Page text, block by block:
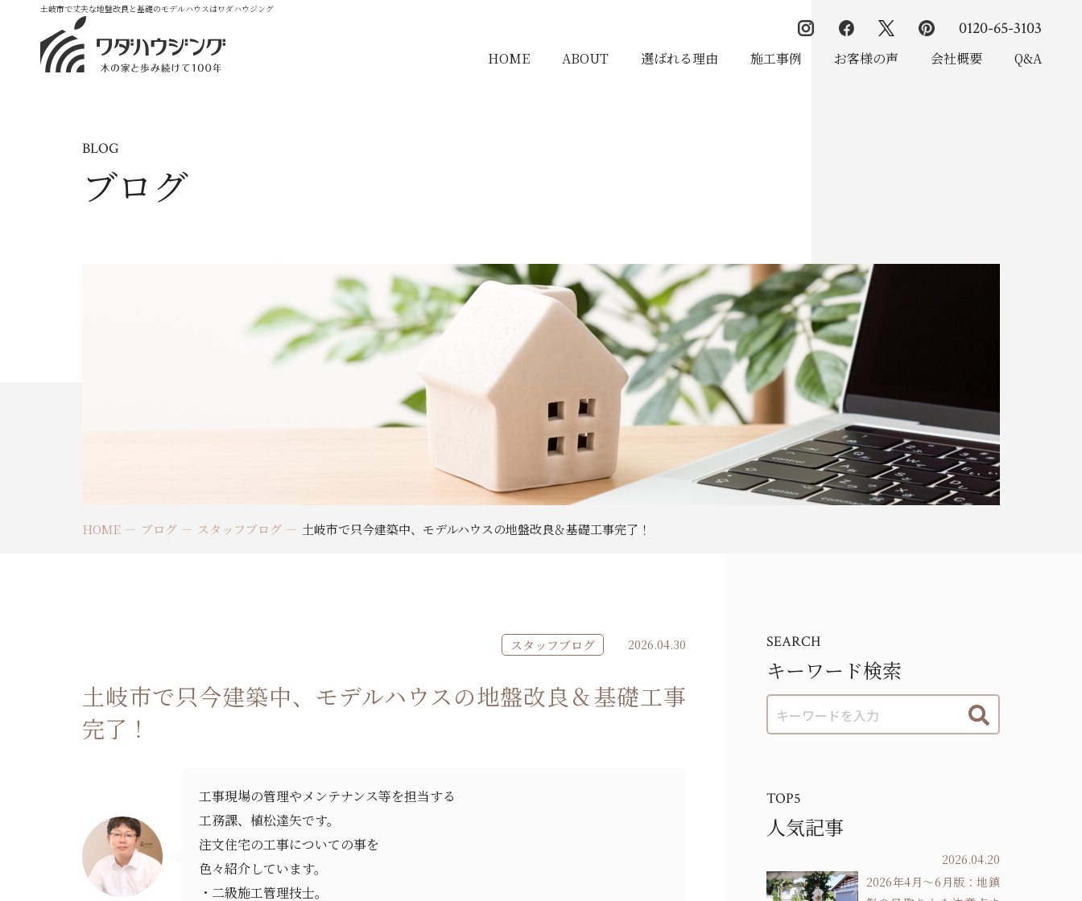
土岐市で丈夫な地盤改良と基礎のモデルハウスはワダハウジング
0120-65-3103
HOME ABOUT 選ばれる理由 施工事例 お客様の声 会社概要 Q&A
BLOG
ブログ
HOME ブログ スタッフブログ 土岐市で只今建築中、モデルハウスの地盤改良＆基礎工事完了！
スタッフブログ 2026.04.30
土岐市で只今建築中、モデルハウスの地盤改良＆基礎工事
完了！
工事現場の管理やメンテナンス等を担当する
工務課、植松達矢です。
注文住宅の工事についての事を
色々紹介しています。
・二級施工管理技士。
SEARCH
キーワード検索
TOP5
人気記事
2026.04.20
2026年4月～6月版：地鎮